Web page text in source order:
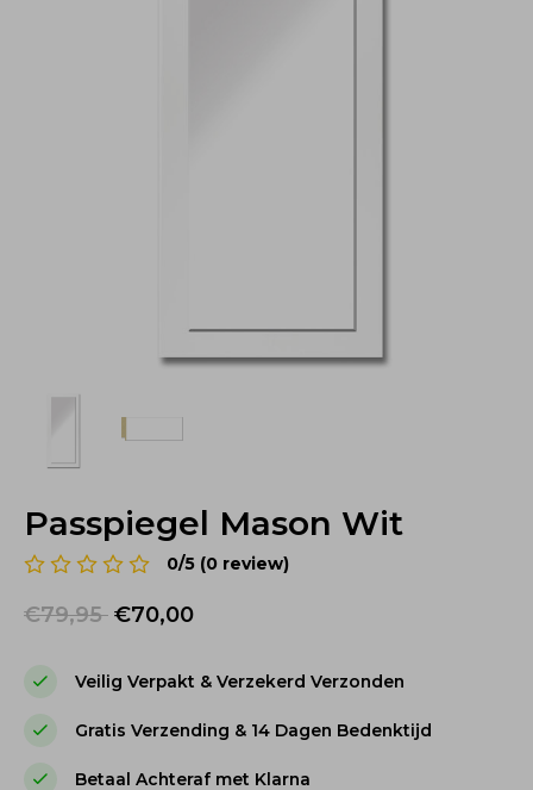
Passpiegel Mason Wit
0/5 (0 review)
€79,95 €70,00
Veilig Verpakt & Verzekerd Verzonden
Gratis Verzending & 14 Dagen Bedenktijd
Betaal Achteraf met Klarna